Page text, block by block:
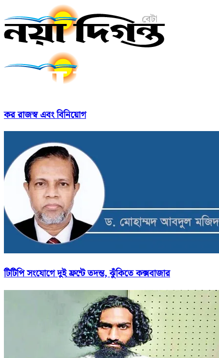
কর রাজস্ব এবং বিনিয়োগ
টিটিপি সংযোগে দুই ফ্রন্টে তদন্ত, ঝুঁকিতে কক্সবাজার